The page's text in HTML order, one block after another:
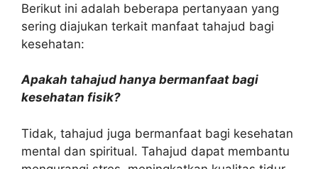
Berikut ini adalah beberapa pertanyaan yang
sering diajukan terkait manfaat tahajud bagi
kesehatan:
Apakah tahajud hanya bermanfaat bagi
kesehatan fisik?
Tidak, tahajud juga bermanfaat bagi kesehatan
mental dan spiritual. Tahajud dapat membantu